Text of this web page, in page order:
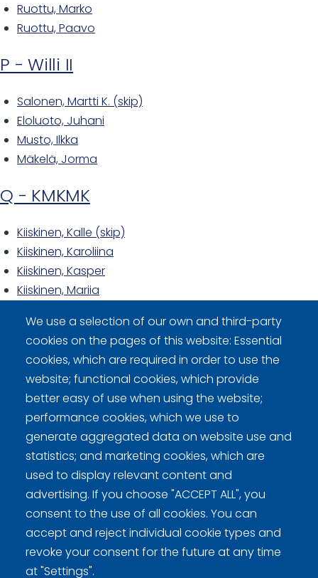
Ruottu, Marko
Ruottu, Paavo
P - Willi II
Salonen, Martti K. (skip)
Eloluoto, Juhani
Musto, Ilkka
Mäkelä, Jorma
Q - KMKMK
Kiiskinen, Kalle (skip)
Kiiskinen, Karoliina
Kiiskinen, Kasper
Kiiskinen, Mariia
We use a selection of our own and third-party
cookies on the pages of this website: Essential
cookies, which are required in order to use the
website; functional cookies, which provide
better easy of use when using the website;
performance cookies, which we use to
generate aggregated data on website use and
statistics; and marketing cookies, which are
used to display relevant content and
advertising. If you choose "ACCEPT ALL", you
consent to the use of all cookies. You can
accept and reject individual cookie types and
revoke your consent for the future at any time
at "Settings".
Curling Finland
Curling.fi
Curling Finland
Privacy policy (FI)